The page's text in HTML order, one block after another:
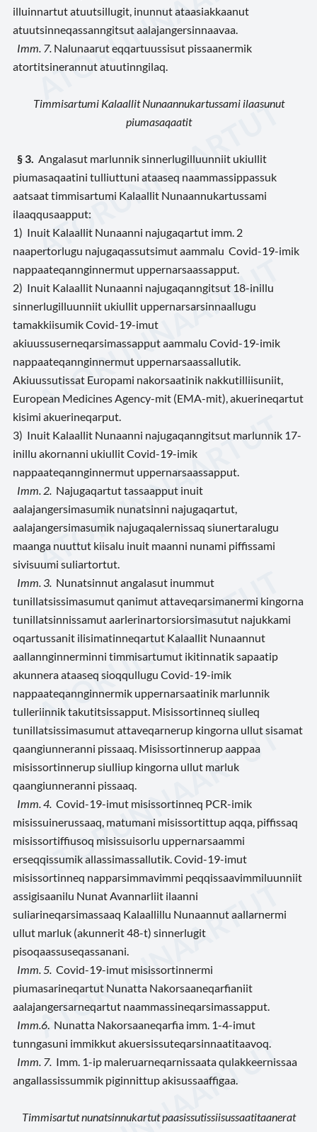
illuinnartut atuutsillugit, inunnut ataasiakkaanut
atuutsinneqassanngitsut aalajangersinnaavaa.
Imm. 7. Nalunaarut eqqartuussisut pissaanermik
atortitsinerannut atuutinngilaq.
Timmisartumi Kalaallit Nunaannukartussami ilaasunut
piumasaqaatit
§ 3. Angalasut marlunnik sinnerlugilluunniit ukiullit
piumasaqaatini tulliuttuni ataaseq naammassippassuk
aatsaat timmisartumi Kalaallit Nunaannukartussami
ilaaqqusaapput:
1) Inuit Kalaallit Nunaanni najugaqartut imm. 2
naapertorlugu najugaqassutsimut aammalu Covid-19-imik
nappaateqannginnermut uppernarsaassapput.
2) Inuit Kalaallit Nunaanni najugaqanngitsut 18-inillu
sinnerlugilluunniit ukiullit uppernarsarsinnaallugu
tamakkiisumik Covid-19-imut
akiuussuserneqarsimassapput aammalu Covid-19-imik
nappaateqannginnermut uppernarsaassallutik.
Akiuussutissat Europami nakorsaatinik nakkutilliisuniit,
European Medicines Agency-mit (EMA-mit), akuerineqartut
kisimi akuerineqarput.
3) Inuit Kalaallit Nunaanni najugaqanngitsut marlunnik 17-
inillu akornanni ukiullit Covid-19-imik
nappaateqannginnermut uppernarsaassapput.
Imm. 2. Najugaqartut tassaapput inuit
aalajangersimasumik nunatsinni najugaqartut,
aalajangersimasumik najugaqalernissaq siunertaralugu
maanga nuuttut kiisalu inuit maanni nunami piffissami
sivisuumi suliartortut.
Imm. 3. Nunatsinnut angalasut inummut
tunillatsissimasumut qanimut attaveqarsimanermi kingorna
tunillatsinnissamut aarlerinartorsiorsimasutut najukkami
oqartussanit ilisimatinneqartut Kalaallit Nunaannut
aallannginnerminni timmisartumut ikitinnatik sapaatip
akunnera ataaseq sioqqullugu Covid-19-imik
nappaateqannginnermik uppernarsaatinik marlunnik
tulleriinnik takutitsissapput. Misissortinneq siulleq
tunillatsissimasumut attaveqarnerup kingorna ullut sisamat
qaangiunneranni pissaaq. Misissortinnerup aappaa
misissortinnerup siulliup kingorna ullut marluk
qaangiunneranni pissaaq.
Imm. 4. Covid-19-imut misissortinneq PCR-imik
misissuinerussaaq, matumani misissortittup aqqa, piffissaq
misissortiffiusoq misissuisorlu uppernarsaammi
erseqqissumik allassimassallutik. Covid-19-imut
misissortinneq napparsimmavimmi peqqissaavimmiluunniit
assigisaanilu Nunat Avannarliit ilaanni
suliarineqarsimassaaq Kalaallillu Nunaannut aallarnermi
ullut marluk (akunnerit 48-t) sinnerlugit
pisoqaassuseqassanani.
Imm. 5. Covid-19-imut misissortinnermi
piumasarineqartut Nunatta Nakorsaaneqarfianiit
aalajangersarneqartut naammassineqarsimassapput.
Imm.6 . Nunatta Nakorsaaneqarfia imm. 1-4-imut
tunngasuni immikkut akuersissuteqarsinnaatitaavoq.
Imm. 7. Imm. 1-ip maleruarneqarnissaata qulakkeernissaa
angallassissummik piginnittup akisussaaffigaa.
Timmisartut nunatsinnukartut paasissutissiisussaatitaanerat